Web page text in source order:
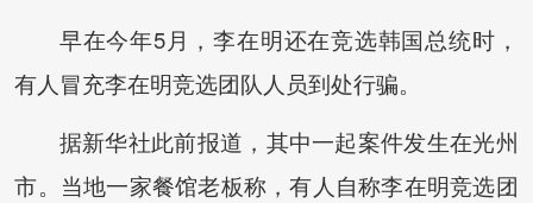
早在今年5月，李在明还在竞选韩国总统时，
有人冒充李在明竞选团队人员到处行骗。
据新华社此前报道，其中一起案件发生在光州
市。当地一家餐馆老板称，有人自称李在明竞选团